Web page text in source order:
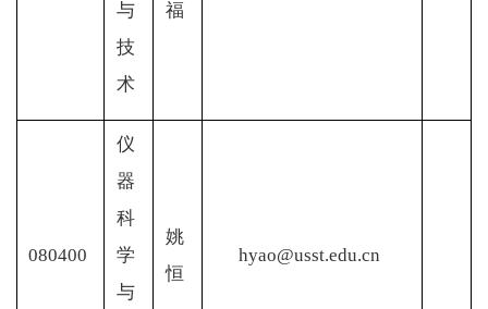
与
技
术
福
080400
仪
器
科
学
与
姚
恒
hyao@usst.edu.cn